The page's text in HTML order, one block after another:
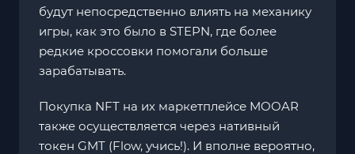
будут непосредственно влиять на механику
игры, как это было в STEPN, где более
редкие кроссовки помогали больше
зарабатывать.
Покупка NFT на их маркетплейсе MOOAR
также осуществляется через нативный
токен GMT (Flow, учись!). И вполне вероятно,